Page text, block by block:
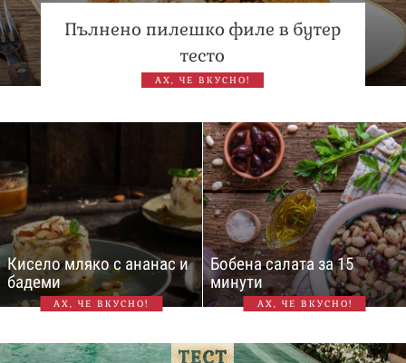
Пълнено пилешко филе в бутер
тесто
АХ, ЧЕ ВКУСНО!
Кисело мляко с ананас и
бадеми
АХ, ЧЕ ВКУСНО!
Бобена салата за 15
минути
АХ, ЧЕ ВКУСНО!